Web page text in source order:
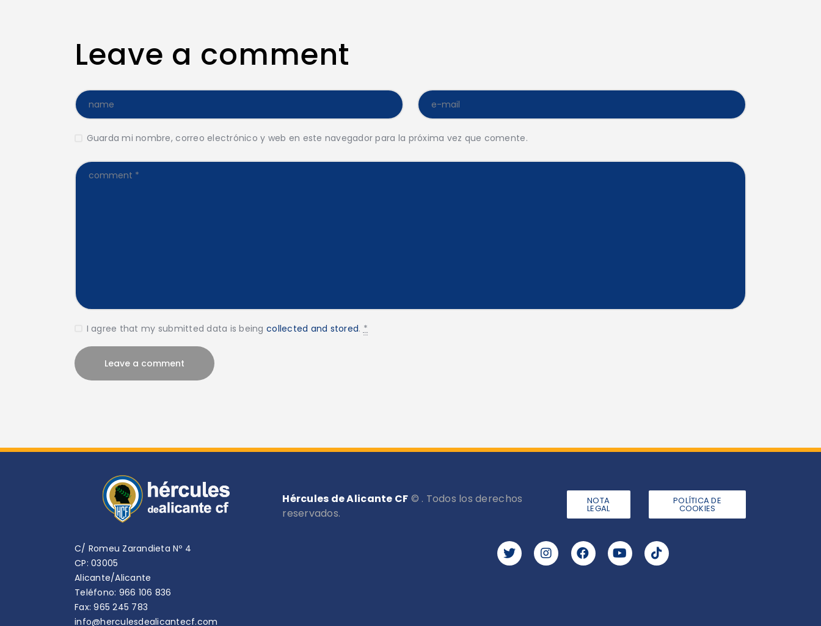
Leave a comment
Guarda mi nombre, correo electrónico y web en este navegador para la próxima vez que comente.
I agree that my submitted data is being collected and stored. *
Hércules de Alicante CF © . Todos los derechos
reservados.
NOTA
LEGAL
POLÍTICA DE
COOKIES
C/ Romeu Zarandieta Nº 4
CP: 03005
Alicante/Alicante
Teléfono: 966 106 836
Fax: 965 245 783
info@herculesdealicantecf.com